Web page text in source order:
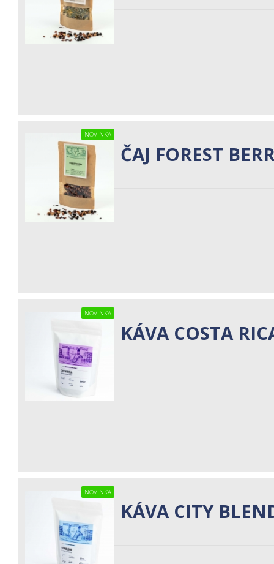
NOVINKA
ČAJ FOREST
NOVINKA
KÁVA COSTA
NOVINKA
KÁVA CITY